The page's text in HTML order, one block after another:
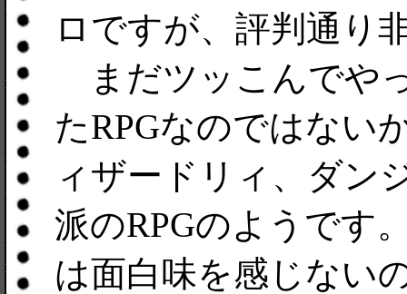
ロですが、評判通り
まだツッこんでや
たRPGなのではない
ィザードリィ、ダン
派のRPGのようです
は面白味を感じない